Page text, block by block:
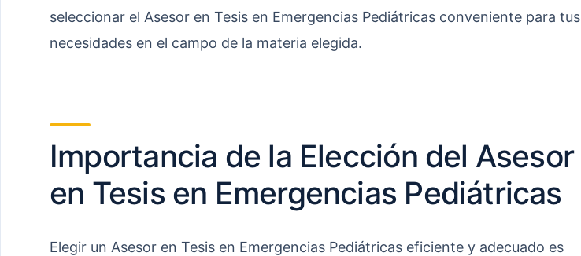
seleccionar el Asesor en Tesis en Emergencias Pediátricas conveniente para tus
necesidades en el campo de la materia elegida.
Importancia de la Elección del Asesor
en Tesis en Emergencias Pediátricas
Elegir un Asesor en Tesis en Emergencias Pediátricas eficiente y adecuado es